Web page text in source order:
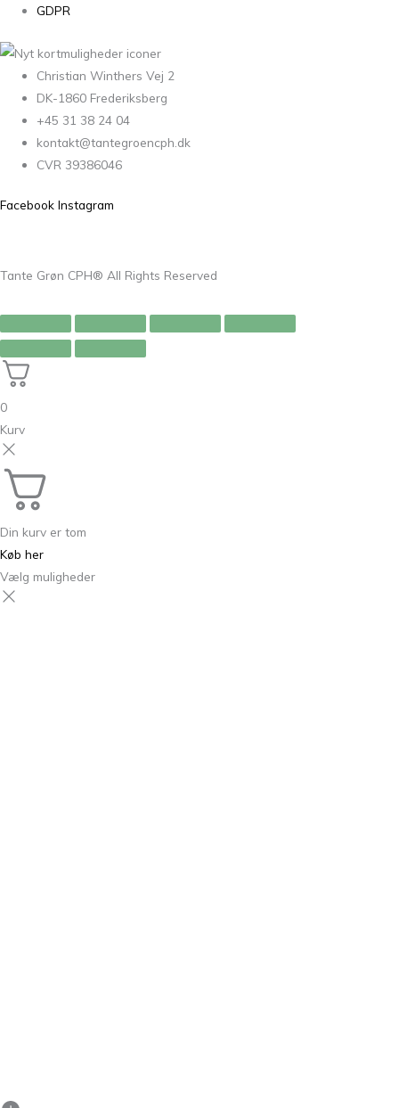
GDPR
Christian Winthers Vej 2
DK-1860 Frederiksberg
+45 31 38 24 04
kontakt@tantegroencph.dk
CVR 39386046
Facebook Instagram
Tante Grøn CPH® All Rights Reserved
0
Kurv
Din kurv er tom
Køb her
Vælg muligheder